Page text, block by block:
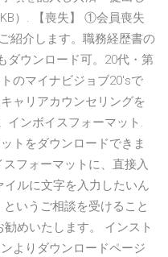
）. 【喪失】 ①会員喪失
紹介します。職務経歴書の
ダウンロード可。20代・第
のマイナビジョブ20'sで
ャリアカウンセリングを
インボイスフォーマット.
トをダウンロードできま
フォーマットに、直接入
ルに文字を入力したいん
いうご相談を受けること
めいたします。 インスト
よりダウンロードページ